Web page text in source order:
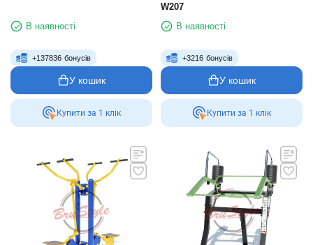
В наявності
+137836 бонусів
У кошик
Купити за 1 клiк
W207
В наявності
+3216 бонусів
У кошик
Купити за 1 клiк